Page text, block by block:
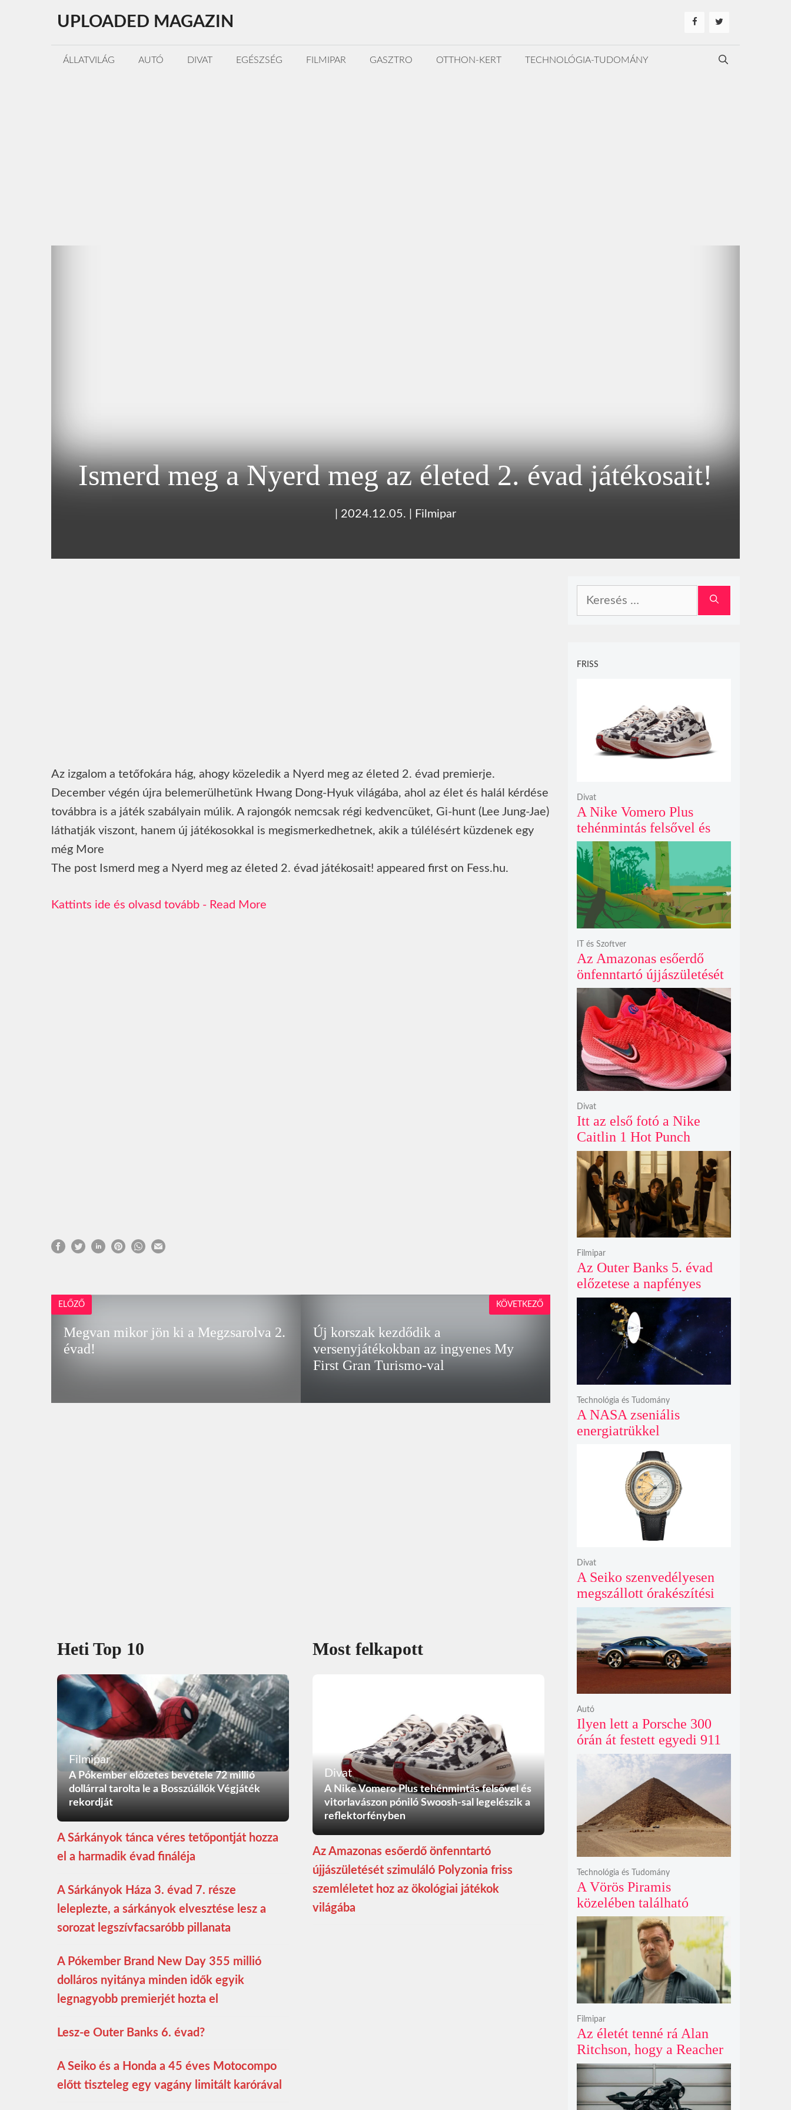
tartalomba
UPLOADED MAGAZIN
ÁLLATVILÁG AUTÓ DIVAT EGÉSZSÉG FILMIPAR GASZTRO OTTHON-KERT TECHNOLÓGIA-TUDOMÁNY
Ismerd meg a Nyerd meg az életed 2. évad játékosait!
2024.12.05. Filmipar
Az izgalom a tetőfokára hág, ahogy közeledik a Nyerd meg az életed 2. évad premierje.
December végén újra belemerülhetünk Hwang Dong-Hyuk világába, ahol az élet és halál kérdése
továbbra is a játék szabályain múlik. A rajongók nemcsak régi kedvencüket, Gi-hunt (Lee Jung-Jae)
láthatják viszont, hanem új játékosokkal is megismerkedhetnek, akik a túlélésért küzdenek egy
még More
The post Ismerd meg a Nyerd meg az életed 2. évad játékosait! appeared first on Fess.hu.
Read More
ELŐZŐ
Megvan mikor jön ki a Megzsarolva 2.
évad!
Új korszak kezdődik a
versenyjátékokban az ingyenes My
First Gran Turismo-val
KÖVETKEZŐ
Heti Top 10
Filmipar
A Pókember előzetes bevétele 72 millió
dollárral tarolta le a Bosszúállók Végjáték
rekordját
A Sárkányok tánca véres tetőpontját hozza
el a harmadik évad fináléja
A Sárkányok Háza 3. évad 7. része
leleplezte, a sárkányok elvesztése lesz a
sorozat legszívfacsaróbb pillanata
A Pókember Brand New Day 355 millió
dolláros nyitánya minden idők egyik
legnagyobb premierjét hozta el
Lesz-e Outer Banks 6. évad?
A Seiko és a Honda a 45 éves Motocompo
előtt tiszteleg egy vagány limitált karórával
Most felkapott
Divat
A Nike Vomero Plus tehénmintás felsővel és
vitorlavászon póniló Swoosh-sal legelészik a
reflektorfényben
Az Amazonas esőerdő önfenntartó
újjászületését szimuláló Polyzonia friss
szemléletet hoz az ökológiai játékok
világába
FRISS
A Nike Vomero Plus
tehénmintás felsővel és
vitorlavászon póniló
Swoosh-sal legelészik a
reflektorfényben
Divat
Az Amazonas esőerdő
önfenntartó újjászületését
szimuláló Polyzonia friss
szemléletet hoz az
ökológiai játékok világába
IT és Szoftver
Itt az első fotó a Nike
Caitlin 1 Hot Punch
cipőjéről brutálisan ütős
színben
Divat
Az Outer Banks 5. évad
előzetese a napfényes
kalandok helyett
kíméletlen
bosszúhadjáratot ígér
Filmipar
A NASA zseniális
energiatrükkel
éves Voyager-2 csillagközi
küldetését
Technológia és Tudomány
A Seiko szenvedélyesen
megszállott órakészítési
kiállítása végre Londonba
érkezik idén nyáron
Divat
Ilyen lett a Porsche 300
órán át festett egyedi 911
Turbo S-e, ami ausztrál
naplementéből született
Autó
A Vörös Piramis
közelében található
rejtélyes vonalak nem
kőszállító rámpák, hanem
egy ókori gátrendszer
részei lehetnek
Technológia és Tudomány
Az életét tenné rá Alan
Ritchson, hogy a Reacher
negyedik évada mindent
felülmúl
Filmipar